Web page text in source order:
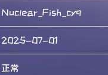
Nuclear_Fish_cyq
2025-07-01
正常